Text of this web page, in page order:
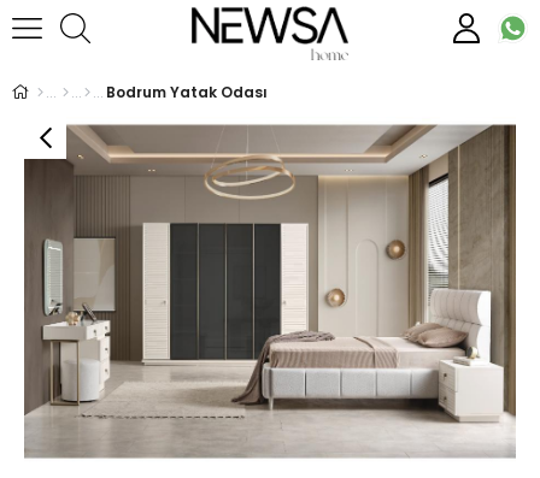
Bodrum Yatak Odası